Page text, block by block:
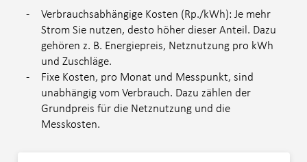
Verbrauchsabhängige Kosten (Rp./kWh): Je mehr
Strom Sie nutzen, desto höher dieser Anteil. Dazu
gehören z. B. Energiepreis, Netznutzung pro kWh
und Zuschläge.
Fixe Kosten, pro Monat und Messpunkt, sind
unabhängig vom Verbrauch. Dazu zählen der
Grundpreis für die Netznutzung und die
Messkosten.